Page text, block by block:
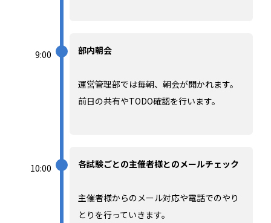
9:00 部内朝会
運営管理部では毎朝、朝会が開かれます。
前日の共有やTODO確認を行います。
10:00 各試験ごとの主催者様とのメールチェック
主催者様からのメール対応や電話でのやり
とりを行っていきます。